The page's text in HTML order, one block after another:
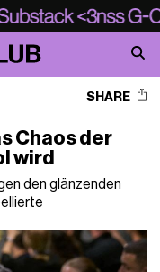
SHARE
Chaos der
wird
den glänzenden